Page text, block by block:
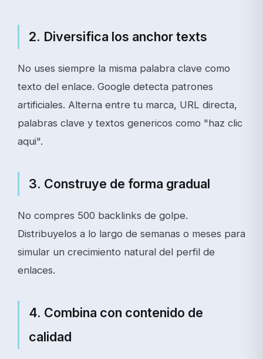
2. Diversifica los anchor texts
No uses siempre la misma palabra clave como
texto del enlace. Google detecta patrones
artificiales. Alterna entre tu marca, URL directa,
palabras clave y textos genericos como "haz clic
aqui".
3. Construye de forma gradual
No compres 500 backlinks de golpe.
Distribuyelos a lo largo de semanas o meses para
simular un crecimiento natural del perfil de
enlaces.
4. Combina con contenido de
calidad